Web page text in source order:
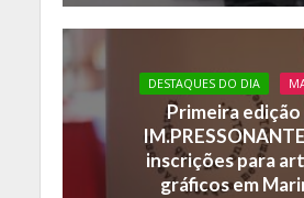
DESTAQUES DO DIA
Primeira edição
inscrições para
gráficos em